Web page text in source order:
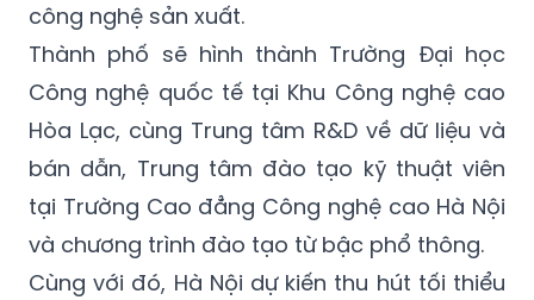
công nghệ sản xuất.
Thành phố sẽ hình thành Trường Đại học
Công nghệ quốc tế tại Khu Công nghệ cao
Hòa Lạc, cùng Trung tâm R&D về dữ liệu và
bán dẫn, Trung tâm đào tạo kỹ thuật viên
tại Trường Cao đẳng Công nghệ cao Hà Nội
và chương trình đào tạo từ bậc phổ thông.
Cùng với đó, Hà Nội dự kiến thu hút tối thiểu